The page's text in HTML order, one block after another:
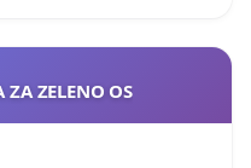
ZELENO OS